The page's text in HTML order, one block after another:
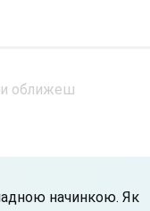
начинкою. Як